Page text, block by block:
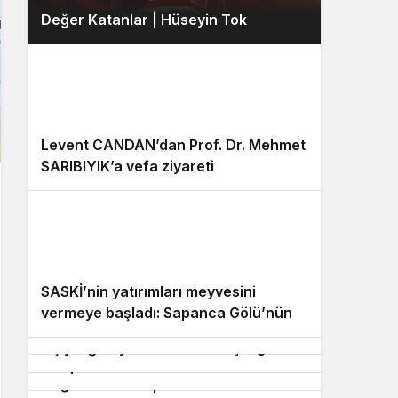
Değer Katanlar | Hüseyin Tok
Levent CANDAN’dan Prof. Dr. Mehmet
SARIBIYIK’a vefa ziyareti
SASKİ’nin yatırımları meyvesini
vermeye başladı: Sapanca Gölü’nün
seviyesi geçen yılın 11santimetre
üzerinde
AK Parti Sakarya’da 25. Yıl Buluşması
5
Dünyanın dört bir yanından 25 bin
sayım
6
9